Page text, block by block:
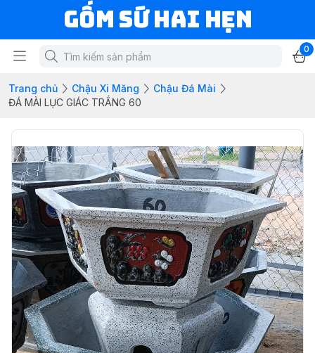
Gốm Sứ Hai Hẹn
0
Trang chủ Chậu Xi Măng
Chậu Đá Mài
ĐÁ MÀI LỤC GIÁC TRẮNG 60